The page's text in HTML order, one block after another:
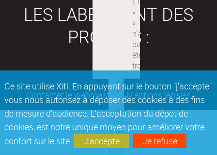
Ce site utilise Xiti. En appuyant sur le bouton "j'accepte"
vous nous autorisez à déposer des cookies à des fins
de mesure d'audience. L'acceptation du dépot de
cookies, est notre unique moyen pour améliorer votre
confort sur le site.
J'accepte Je refuse
LES LABEX SONT DES
PROJETS :
Contacter le webmaster Mentions légales